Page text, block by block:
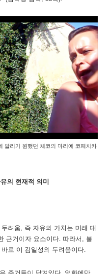
알리기 원했던 체코의 마리에 코페치카
의 현재적 의미
려움, 즉 자유의 가치는 미래 대
근거이자 요소이다. 따라서, 불
로 이 김일성의 두려움이다.